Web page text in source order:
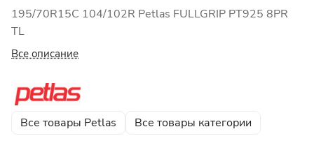
195/70R15C 104/102R Petlas FULLGRIP PT925 8PR
TL
Все описание
Все товары Petlas Все товары категории